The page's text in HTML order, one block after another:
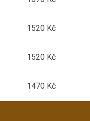
1520 Kč
1520 Kč
1470 Kč